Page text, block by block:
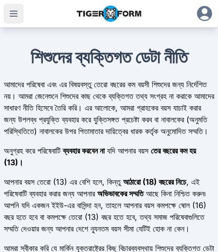
শিশুদের ব্যক্তিগত ডেটা নীতি
আমাদের পরিষেবা এবং এর বিষয়বস্তু তেরো বছরের কম বয়সী শিশুদের জন্য নির্দেশিত
নয়। আমরা জেনেশুনে শিশুদের কাছ থেকে ব্যক্তিগত তথ্য সংগ্রহ না করাকে আমাদের
সাধারণ নীতি হিসেবে তৈরি করি। এর আলোকে, আমরা গ্রাহকের বয়স যাচাই করার
জন্য উপলব্ধ প্রযুক্তি ব্যবহার করে যুক্তিসঙ্গত প্রচেষ্টা করব বা নাবালকের (অনুমতি
পরিস্থিতিতে) নাবালকের উপর পিতামাতার দায়িত্বের ধারক কর্তৃক অনুমোদিত সম্মতি।
অনুগ্রহ করে পরিষেবাটিব্যবহার করবেন নাযদি আপনার বয়স তের বছরের কম হয়
(13)।
আপনার বয়স তেরো (13) এর বেশি হলে, কিন্তু আঠারো (18) বছরের নিচে, এই
পরিষেবাটি ব্যবহার করার জন্য আপনার অভিভাবকের সম্মতিআছে কিনা নিশ্চিত করুন৷
আপনি যদি একজন ইইউ-এর বাসিন্দা হন, তাহলে আপনার বয়স কমপক্ষে ষোল (16)
বছর হতে হবে বা কমপক্ষে তেরো (13) বছর হতে হবে, তথ্য সমাজ পরিষেবাগুলিতে
সম্মতি দেওয়ার জন্য আপনার দেশে ন্যূনতম বয়স সীমা যেটিই হোক না কেন।
আমরা স্বীকার করি যে মার্কিন যুক্তরাষ্ট্রের কিছু বিচারব্যবস্থায় শিশুদের ব্যক্তিগত ডেটা